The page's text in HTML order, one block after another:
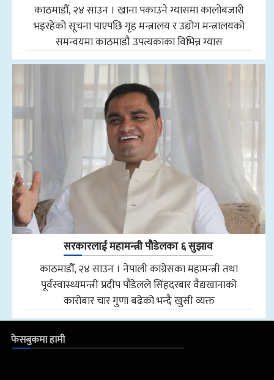
काठमाडौँ, २४ साउन । खाना पकाउने ग्यासमा कालोबजारी
भइरहेको सूचना पाएपछि गृह मन्त्रालय र उद्योग मन्त्रालयको
समन्वयमा काठमाडौं उपत्यकाका विभिन्न ग्यास
सरकारलाई महामन्त्री पौडेलका ६ सुझाव
काठमाडौँ, २४ साउन । नेपाली कांग्रेसका महामन्त्री तथा
पूर्वस्वास्थ्यमन्त्री प्रदीप पौडेलले सिंहदरबार वैद्यखानाको
कारोबार चार गुणा बढेको भन्दै खुसी व्यक्त
फेसबुकमा हामी